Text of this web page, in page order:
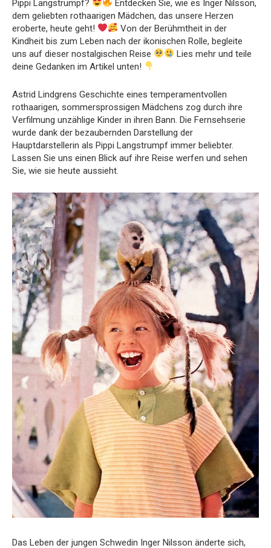
Pippi Langstrumpf?
Entdecken Sie, wie es Inger Nilsson,
dem geliebten rothaarigen Mädchen, das unsere Herzen
eroberte, heute geht!
Von der Berühmtheit in der
Kindheit bis zum Leben nach der ikonischen Rolle, begleite
uns auf dieser nostalgischen Reise
Lies mehr und teile
deine Gedanken im Artikel unten!
Astrid Lindgrens Geschichte eines temperamentvollen
rothaarigen, sommersprossigen Mädchens zog durch ihre
Verfilmung unzählige Kinder in ihren Bann. Die Fernsehserie
wurde dank der bezaubernden Darstellung der
Hauptdarstellerin als Pippi Langstrumpf immer beliebter.
Lassen Sie uns einen Blick auf ihre Reise werfen und sehen
Sie, wie sie heute aussieht.
Das Leben der jungen Schwedin Inger Nilsson änderte sich,